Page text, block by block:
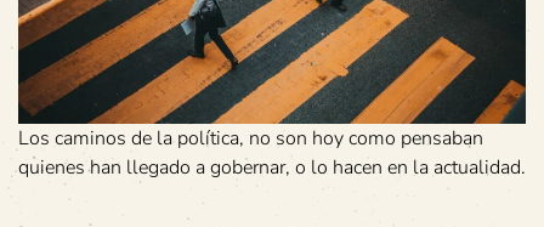
Los caminos de la política, no son hoy como pensaban
quienes han llegado a gobernar, o lo hacen en la actualidad.